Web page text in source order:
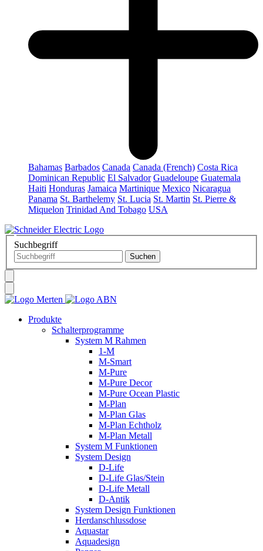
Bahamas Barbados Canada Canada (French) Costa Rica
Dominican Republic El Salvador Guadeloupe Guatemala
Haiti Honduras Jamaica Martinique Mexico Nicaragua
Panama St. Barthelemy St. Lucia St. Martin St. Pierre &
Miquelon Trinidad And Tobago USA
Suchbegriff
Produkte
Schalterprogramme
System M Rahmen
1-M
M-Smart
M-Pure
M-Pure Decor
M-Pure Ocean Plastic
M-Plan
M-Plan Glas
M-Plan Echtholz
M-Plan Metall
System M Funktionen
System Design
D-Life
D-Life Glas/Stein
D-Life Metall
D-Antik
System Design Funktionen
Herdanschlussdose
Aquastar
Aquadesign